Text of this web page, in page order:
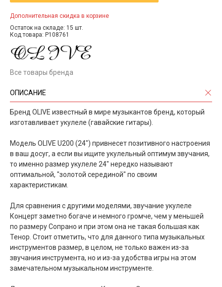
Дополнительная скидка в корзине
Остаток на складе: 15 шт.
Код товара: P108761
Все товары бренда
ОПИСАНИЕ
Бренд OLIVE известный в мире музыкантов бренд, который
изготавливает укулеле (гавайские гитары).
Модель OLIVE U200 (24") привнесет позитивного настроения
в ваш досуг, а если вы ищите укулельный оптимум звучания,
то именно размер укулеле 24" нередко называют
оптимальной, "золотой серединой" по своим
характеристикам.
Для сравнения с другими моделями, звучание укулеле
Концерт заметно богаче и немного громче, чем у меньшей
по размеру Сопрано и при этом она не такая большая как
Тенор. Стоит отметить, что для данного типа музыкальных
инструментов размер, в целом, не только важен из-за
звучания инструмента, но и из-за удобства игры на этом
замечательном музыкальном инструменте.